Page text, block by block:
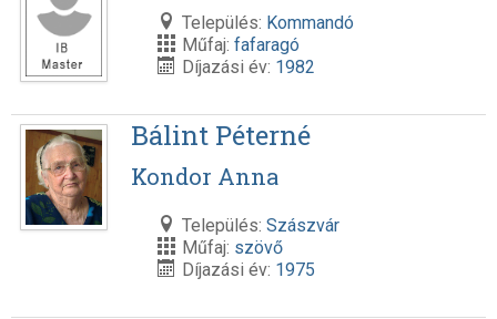
Település: Kommandó
Műfaj: fafaragó
Díjazási év: 1982
Bálint Péterné
Kondor Anna
Település: Szászvár
Műfaj: szövő
Díjazási év: 1975